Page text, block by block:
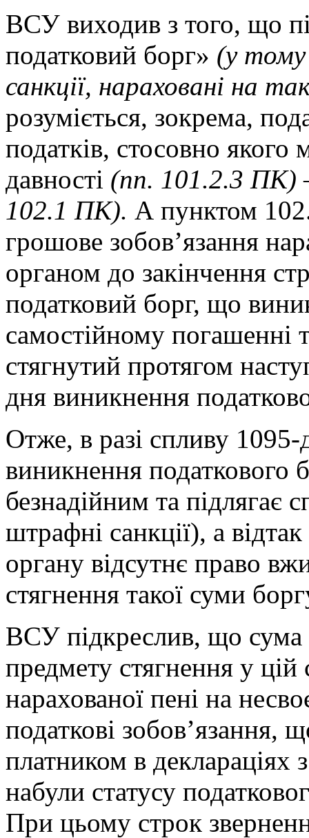
ВСУ виходив з того, що
податковий борг» (у
санкції, нараховані на
розуміється, зокрема,
податків, стосовно якого
давності (пп. 101.2.3
102.1 ПК). А пунктом
грошове зобов’язання
органом до закінчення
податковий борг, що
самостійному погашенні
стягнутий протягом
дня виникнення
Отже, в разі спливу 1095-
виникнення податкового
безнадійним та підлягає
штрафні санкції), а
органу відсутнє право
стягнення такої суми
ВСУ підкреслив, що сума
предмету стягнення у цій
нарахованої пені на
податкові зобов’язання,
платником в деклараціях
набули статусу
При цьому строк